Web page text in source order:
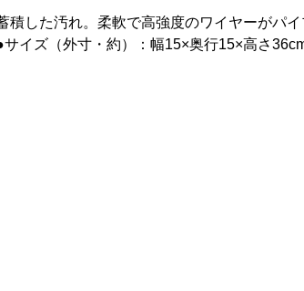
した汚れ。柔軟で高強度のワイヤーがパ
イズ（外寸・約）：幅15×奥行15×高さ